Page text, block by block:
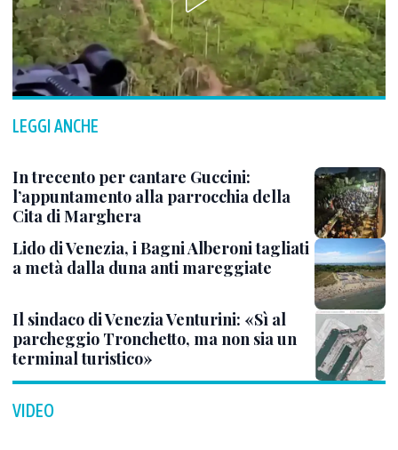
LEGGI ANCHE
In trecento per cantare Guccini:
l’appuntamento alla parrocchia della
Cita di Marghera
Lido di Venezia, i Bagni Alberoni tagliati
a metà dalla duna anti mareggiate
Il sindaco di Venezia Venturini: «Sì al
parcheggio Tronchetto, ma non sia un
terminal turistico»
VIDEO